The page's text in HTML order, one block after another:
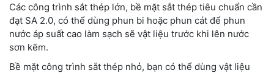
Các công trình sắt thép lớn, bề mặt sắt thép tiêu chuẩn cần
đạt SA 2.0, có thể dùng phun bi hoặc phun cát để phun
nước áp suất cao làm sạch sẽ vật liệu trước khi lên nước
sơn kẽm.
Bề mặt công trình sắt thép nhỏ, bạn có thể dùng vật liệu